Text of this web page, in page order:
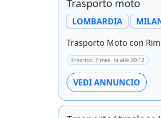
Trasporto moto
LOMBARDIA
Trasporto Moto con
Inserito: 7 mesi fa alle 20:12
VEDI ANNUNCIO